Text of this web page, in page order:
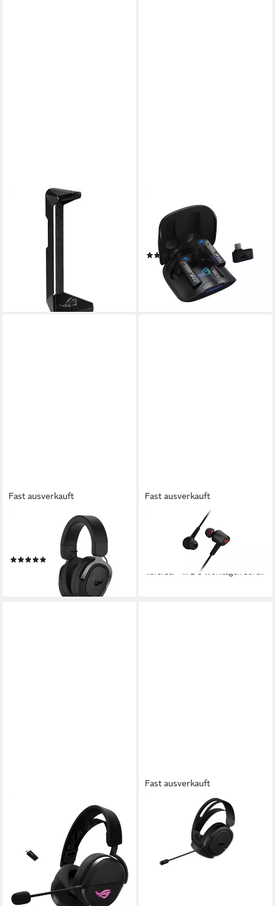
ASUS ROG Throne II Core
Gaming-Headset-Ständer,
ab 95,06 €
lieferbar - in 4-5 Werktagen bei dir
ROG Cetra True Wireless
Speednova BLK Gaming-
Headset
(1)
ab 283,00 €
lieferbar - in 4-5 Werktagen bei dir
Fast ausverkauft
TUF Gaming H3 Gun Metal
Gaming-Headset
lieferbar - in 2-3 Werktagen bei dir
Fast ausverkauft
ROG Cetra II Core Gaming-
lieferbar - in 2-3 Werktagen bei dir
ROG Pelta Gaming-Headset
(Ergonomisches, leichtes
Design)
ab 172,63 €
lieferbar - in 2-3 Werktagen bei dir
Fast ausverkauft
TUF Gaming H1 Wireless
Headset Gaming-Headset
lieferbar - in 5-6 Werktagen bei dir